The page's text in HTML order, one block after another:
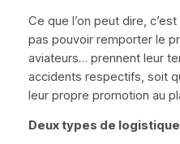
Ce que l’on peut dire,
pas pouvoir remporter le
aviateurs… prennent leur
accidents respectifs, soit
leur propre promotion au
Deux types de